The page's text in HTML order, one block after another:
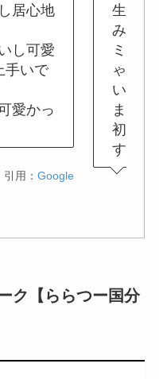
居心地
し可愛
手いで
愛かっ
引用：Google
生ビー
み放題
ミッ
ゃん
いま
ませ
初めて
すね〜
ク【ららつー国分